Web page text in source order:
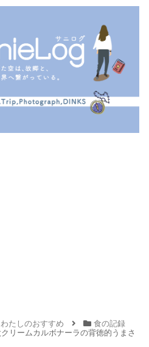
わたしのおすすめ
食の記録
リームカルボナーラの背徳的うまさ